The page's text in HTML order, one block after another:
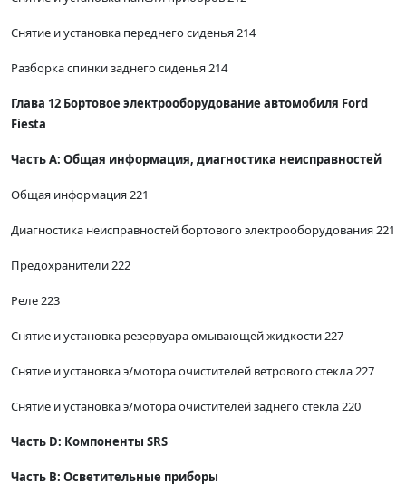
Снятие и установка переднего сиденья 214
Разборка спинки заднего сиденья 214
Глава 12 Бортовое электрооборудование автомобиля Ford
Fiesta
Часть А: Общая информация, диагностика неисправностей
Общая информация 221
Диагностика неисправностей бортового электрооборудования 221
Предохранители 222
Реле 223
Снятие и установка резервуара омывающей жидкости 227
Снятие и установка э/мотора очистителей ветрового стекла 227
Снятие и установка э/мотора очистителей заднего стекла 220
Часть D: Компоненты SRS
Часть В: Осветительные приборы